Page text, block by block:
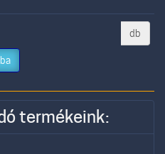
db
termékeink: